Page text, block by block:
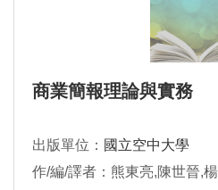
商業簡報理論與實務
出版單位： 國立空中大學
作/編/譯者：熊東亮,陳世晉,